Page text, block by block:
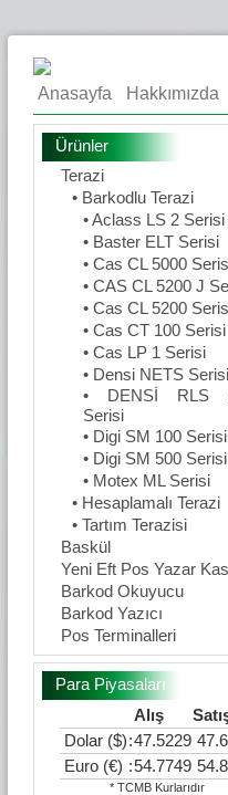
Anasayfa Hakkımızda
Ürünler
Terazi
• Barkodlu Terazi
• Aclass LS 2 Serisi
• Baster ELT Serisi
• Cas CL 5000
• CAS CL 5200 J
• Cas CL 5200
• Cas CT 100 Serisi
• Cas LP 1 Serisi
• Densi NETS Serisi
• DENSİ RLS
Serisi
• Digi SM 100 Serisi
• Digi SM 500 Serisi
• Motex ML Serisi
• Hesaplamalı Terazi
• Tartım Terazisi
Baskül
Yeni Eft Pos Yazar
Barkod Okuyucu
Barkod Yazıcı
Pos Terminalleri
Para Piyasaları
Alış
Dolar ($):47.5229
Euro (€) :54.7749
* TCMB Kurlarıdır